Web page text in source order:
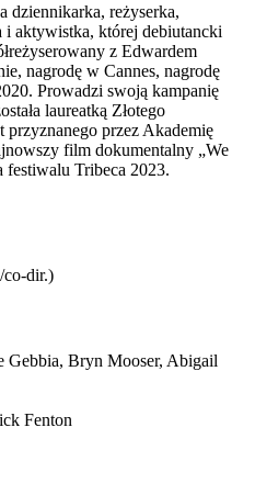
dziennikarka, reżyserka,
aktywistka, której debiutancki
z Edwardem
nagrodę w Cannes, nagrodę
Prowadzi swoją kampanię
laureatką Złotego
przez Akademię
film dokumentalny „We
festiwalu Tribeca 2023.
co-dir.)
Gebbia, Bryn Mooser, Abigail
Fenton